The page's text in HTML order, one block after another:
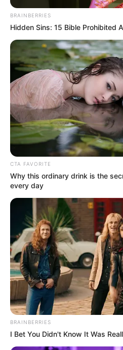
BRAINBERRIES
Hidden Sins: 15 Bible Prohibited
CTA FAVORITE
Why this ordinary drink is the
every day
BRAINBERRIES
I Bet You Didn't Know It Was